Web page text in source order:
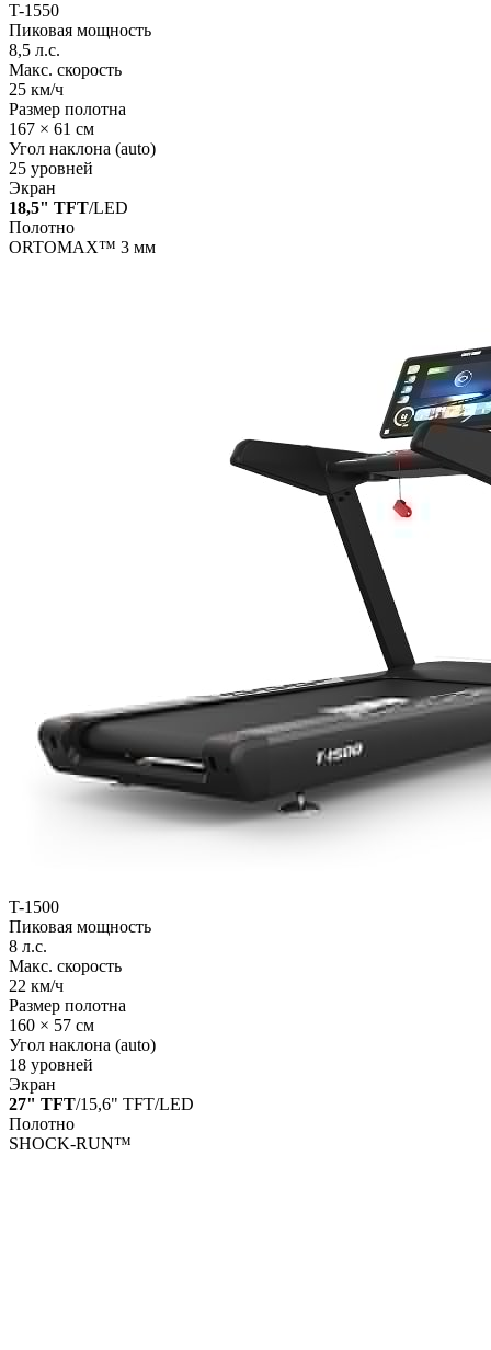
T-1550
Пиковая мощность
8,5 л.с.
Макс. скорость
25 км/ч
Размер полотна
167 × 61 см
Угол наклона (auto)
25 уровней
Экран
18,5" TFT/LED
Полотно
ORTOMAX™ 3 мм
T-1500
Пиковая мощность
8 л.с.
Макс. скорость
22 км/ч
Размер полотна
160 × 57 см
Угол наклона (auto)
18 уровней
Экран
27" TFT/15,6" TFT/LED
Полотно
SHOCK-RUN™